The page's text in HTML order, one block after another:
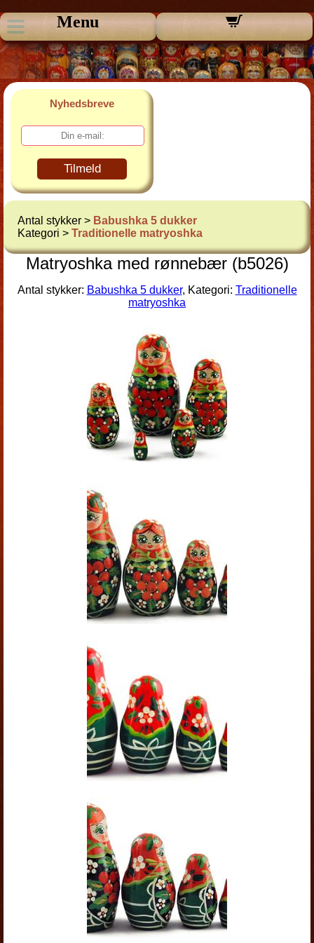
Menu
Nyhedsbreve
Tilmeld
Antal stykker > Babushka 5 dukker
Kategori > Traditionelle matryoshka
Matryoshka med rønnebær (b5026)
Antal stykker: Babushka 5 dukker, Kategori: Traditionelle
matryoshka